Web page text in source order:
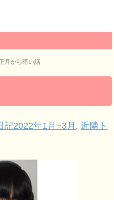
月から暗い話
記2022年1月~3月 ,近隣ト